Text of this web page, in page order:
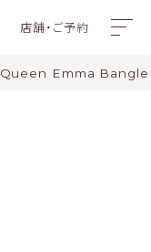
店舗・ご予約
Queen Emma Bangle